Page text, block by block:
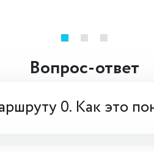
Вопрос-ответ
0. Как это